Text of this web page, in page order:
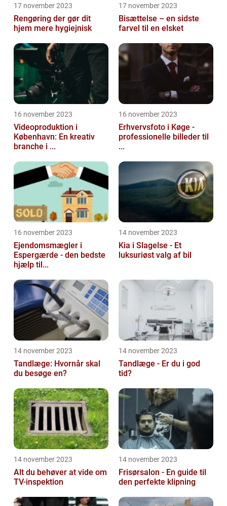
17 november 2023
Rengøring der gør dit
hjem mere hygiejnisk
17 november 2023
Bisættelse – en sidste
farvel til en elsket
16 november 2023
Videoproduktion i
København: En kreativ
branche i ...
16 november 2023
Erhvervsfoto i Køge -
professionelle billeder til
...
16 november 2023
Ejendomsmægler i
Espergærde - den bedste
hjælp til...
14 november 2023
Kia i Slagelse - Et
luksuriøst valg af bil
14 november 2023
Tandlæge: Hvornår skal
du besøge en?
14 november 2023
Tandlæge - Er du i god
tid?
14 november 2023
Alt du behøver at vide om
TV-inspektion
14 november 2023
Frisørsalon - En guide til
den perfekte klipning